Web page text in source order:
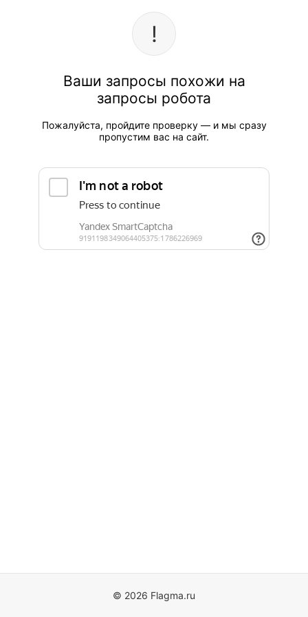
Ваши запросы похожи на
запросы робота
Пожалуйста, пройдите проверку — и мы сразу
пропустим вас на сайт.
© 2026 Flagma.ru